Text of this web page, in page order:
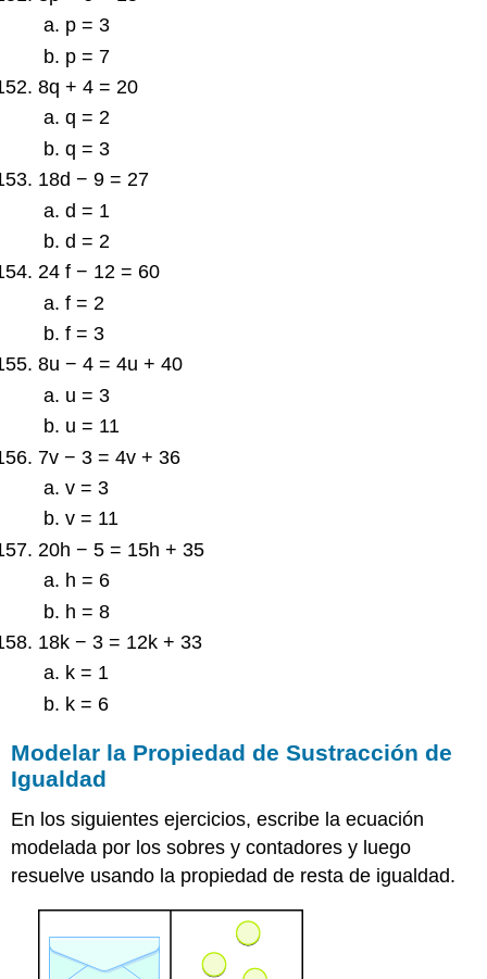
p = 3
p = 7
8q + 4 = 20
q = 2
q = 3
18d − 9 = 27
d = 1
d = 2
24 f − 12 = 60
f = 2
f = 3
8u − 4 = 4u + 40
u = 3
u = 11
7v − 3 = 4v + 36
v = 3
v = 11
20h − 5 = 15h + 35
h = 6
h = 8
18k − 3 = 12k + 33
k = 1
k = 6
Modelar la Propiedad de Sustracción de
Igualdad
En los siguientes ejercicios, escribe la ecuación
modelada por los sobres y contadores y luego
resuelve usando la propiedad de resta de igualdad.